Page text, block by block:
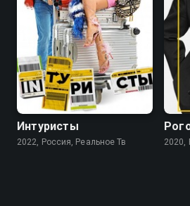
7.8
Интуристы
2022, Россия, Реальное Тв
8.3
2020,